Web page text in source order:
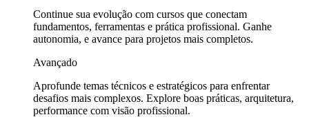
Continue sua evolução com cursos que conectam
fundamentos, ferramentas e prática profissional. Ganhe
autonomia, e avance para projetos mais completos.
Avançado
Aprofunde temas técnicos e estratégicos para enfrentar
desafios mais complexos. Explore boas práticas, arquitetura,
performance com visão profissional.